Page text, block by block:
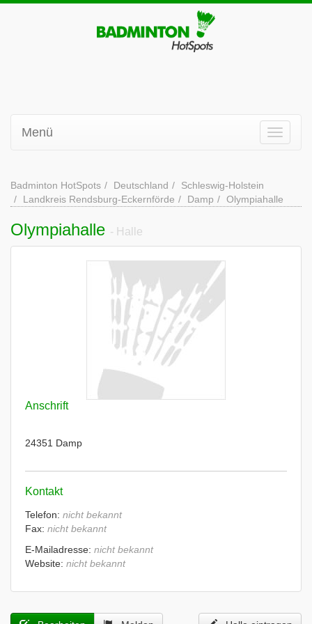
Menü
Badminton HotSpots Deutschland
Schleswig-Holstein
Landkreis Rendsburg-Eckernförde
Damp Olympiahalle
Olympiahalle - Halle
Anschrift
24351 Damp
Kontakt
Telefon: nicht bekannt
Fax: nicht bekannt
E-Mailadresse: nicht bekannt
Website: nicht bekannt